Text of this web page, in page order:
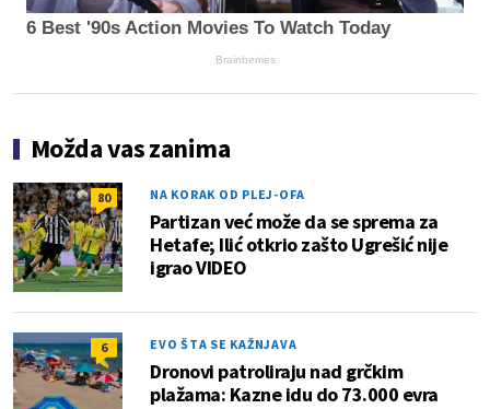
6 Best '90s Action Movies To Watch Today
Brainberries
Možda vas zanima
80 NA KORAK OD PLEJ-OFA
Partizan već može da se sprema za
Hetafe; Ilić otkrio zašto Ugrešić nije
igrao VIDEO
6 EVO ŠTA SE KAŽNJAVA
Dronovi patroliraju nad grčkim
plažama: Kazne idu do 73.000 evra